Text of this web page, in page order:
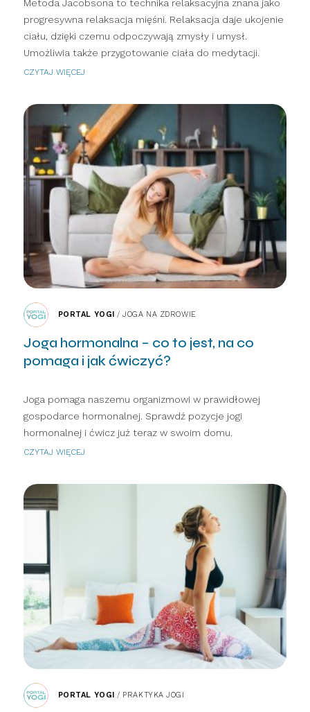
Metoda Jacobsona to technika relaksacyjna znana jako
progresywna relaksacja mięśni. Relaksacja daje ukojenie
ciału, dzięki czemu odpoczywają zmysły i umysł.
Umożliwia także przygotowanie ciała do medytacji.
CZYTAJ WIĘCEJ
PORTAL YOGI /JOGA NA ZDROWIE
Joga hormonalna – co to jest, na co
pomaga i jak ćwiczyć?
Joga pomaga naszemu organizmowi w prawidłowej
gospodarce hormonalnej. Sprawdź pozycje jogi
hormonalnej i ćwicz już teraz w swoim domu.
CZYTAJ WIĘCEJ
PORTAL YOGI / PRAKTYKA JOGI